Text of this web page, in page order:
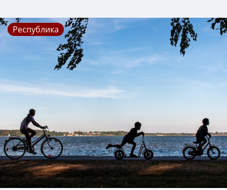
Республика